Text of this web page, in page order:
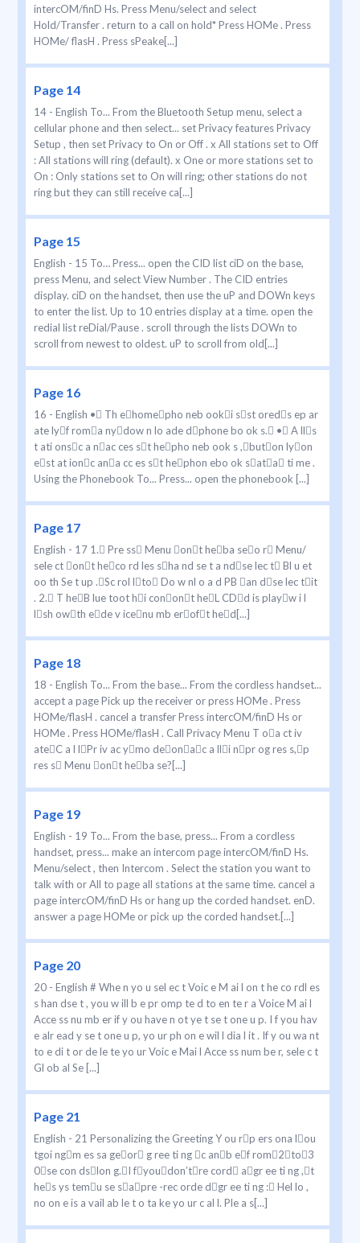
intercOM/finD Hs. Press Menu/select and select
Hold/Transfer . return to a call on hold* Press HOMe . Press
HOMe/ flasH . Press sPeake[...]
Page 14
14 - English To... From the Bluetooth Setup menu, select a
cellular phone and then select... set Privacy features Privacy
Setup , then set Privacy to On or Off . x All stations set to Off
: All stations will ring (default). x One or more stations set to
On : Only stations set to On will ring; other stations do not
ring but they can still receive ca[...]
Page 15
English - 15 To… Press... open the CID list ciD on the base,
press Menu, and select View Number . The CID entries
display. ciD on the handset, then use the uP and DOWn keys
to enter the list. Up to 10 entries display at a time. open the
redial list reDial/Pause . scroll through the lists DOWn to
scroll from newest to oldest. uP to scroll from old[...]
Page 16
16 - English • Th ehomepho neb ooki sst oreds ep ar
ate lyf roma nydow n lo ade dphone bo ok s. • A lls
t ati onsc a nac ces st hepho neb ook s ,buton lyon
est at ionc ana cc es st hephon ebo ok sata ti me .
Using the Phonebook To... Press... open the phonebook [...]
Page 17
English - 17 1. Pre ss Menu ont heba seo r Menu/
sele ct ont heco rd les sha nd se t a ndse lec t Bl u et
oo th Se t up .Sc rol lto Do w nl o a d PB an dse lec tit
. 2. T heB lue toot hi conont heL CDd is playw i l
lsh owth ede v icenu mb eroft hed[...]
Page 18
18 - English To... From the base... From the cordless handset...
accept a page Pick up the receiver or press HOMe . Press
HOMe/flasH . cancel a transfer Press intercOM/finD Hs or
HOMe . Press HOMe/flasH . Call Privacy Menu T oa ct iv
ateC a l lPr iv ac ymo deonac a lli npr og res s,p
res s Menu ont heba se?[...]
Page 19
English - 19 To... From the base, press... From a cordless
handset, press... make an intercom page intercOM/finD Hs.
Menu/select , then Intercom . Select the station you want to
talk with or All to page all stations at the same time. cancel a
page intercOM/finD Hs or hang up the corded handset. enD.
answer a page HOMe or pick up the corded handset.[...]
Page 20
20 - English # Whe n yo u sel ec t Voic e M ai l on t he co rdl es
s han dse t , you w ill b e pr omp te d to en te r a Voice M ai l
Acce ss nu mb er if y ou have n ot ye t se t one u p. I f you hav
e alr ead y se t one u p, yo ur ph on e wil l dia l it . If y ou wa nt
to e di t or de le te yo ur Voic e Mai l Acce ss num be r, sele c t
Gl ob al Se [...]
Page 21
English - 21 Personalizing the Greeting Y ou rp ers ona lou
tgoi ngm es sa geor g ree ti ng c anb ef rom2to3
0se con dslon g.I fyoudon’tre cord agr ee ti ng ,t
hes ys temu se sapre -rec orde dgr ee ti ng : Hel lo ,
no on e is a vail ab le t o ta ke yo ur c al l. Ple a s[...]